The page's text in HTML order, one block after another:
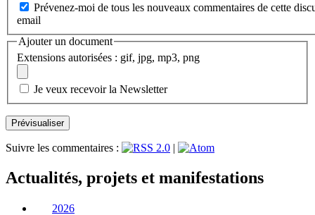
Prévenez-moi de tous les nouveaux commentaires de cette
email
Ajouter un document
Extensions autorisées : gif, jpg, mp3, png
Je veux recevoir la Newsletter
Suivre les commentaires : |
Actualités, projets et manifestations
2026